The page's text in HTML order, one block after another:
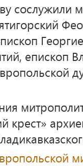
сослужили
епископ
крест»